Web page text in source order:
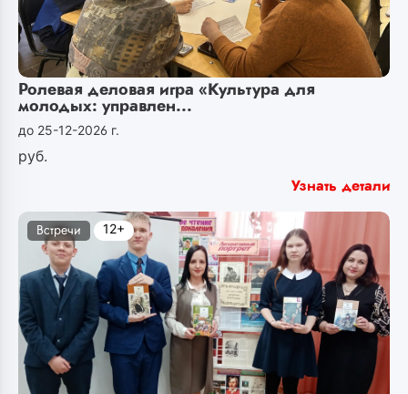
Ролевая деловая игра «Культура для
молодых: управлен...
до 25-12-2026 г.
руб.
Узнать детали
Встречи 12+